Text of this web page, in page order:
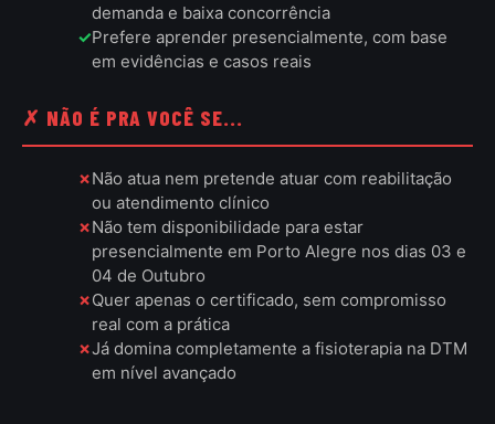
demanda e baixa concorrência
Prefere aprender presencialmente, com base
em evidências e casos reais
✗ NÃO É PRA VOCÊ SE...
Não atua nem pretende atuar com reabilitação
ou atendimento clínico
Não tem disponibilidade para estar
presencialmente em Porto Alegre nos dias 03 e
04 de Outubro
Quer apenas o certificado, sem compromisso
real com a prática
Já domina completamente a fisioterapia na DTM
em nível avançado